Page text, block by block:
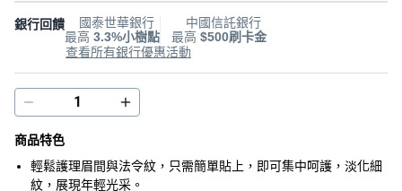
銀行回饋
國泰世華銀行
最高 3.3%小樹點
中國信託銀行
最高 $500刷卡金
查看所有銀行優惠活動
商品特色
輕鬆護理眉間與法令紋，只需簡單貼上，即可集中呵護，淡化細
紋，展現年輕光采。